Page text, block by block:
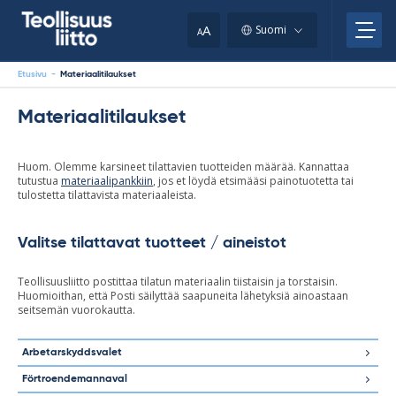
AA Suomi
Etusivu - Materiaalitilaukset
Materiaalitilaukset
Huom. Olemme karsineet tilattavien tuotteiden määrää. Kannattaa
tutustua materiaalipankkiin, jos et löydä etsimääsi painotuotetta tai
tulostetta tilattavista materiaaleista.
Valitse tilattavat tuotteet / aineistot
Teollisuusliitto postittaa tilatun materiaalin tiistaisin ja torstaisin.
Huomioithan, että Posti säilyttää saapuneita lähetyksiä ainoastaan
seitsemän vuorokautta.
Arbetarskyddsvalet
Förtroendemannaval
clipboard.)